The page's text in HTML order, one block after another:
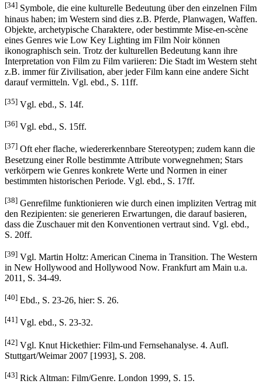
[34] Symbole, die eine kulturelle Bedeutung über den einzelnen Film
hinaus haben; im Western sind dies z.B. Pferde, Planwagen, Waffen.
Objekte, archetypische Charaktere, oder bestimmte Mise-en-scène
eines Genres wie Low Key Lighting im Film Noir können
ikonographisch sein. Trotz der kulturellen Bedeutung kann ihre
Interpretation von Film zu Film variieren: Die Stadt im Western steht
z.B. immer für Zivilisation, aber jeder Film kann eine andere Sicht
darauf vermitteln. Vgl. ebd., S. 11ff.
[35] Vgl. ebd., S. 14f.
[36] Vgl. ebd., S. 15ff.
[37] Oft eher flache, wiedererkennbare Stereotypen; zudem kann die
Besetzung einer Rolle bestimmte Attribute vorwegnehmen; Stars
verkörpern wie Genres konkrete Werte und Normen in einer
bestimmten historischen Periode. Vgl. ebd., S. 17ff.
[38] Genrefilme funktionieren wie durch einen impliziten Vertrag mit
den Rezipienten: sie generieren Erwartungen, die darauf basieren,
dass die Zuschauer mit den Konventionen vertraut sind. Vgl. ebd.,
S. 20ff.
[39] Vgl. Martin Holtz: American Cinema in Transition. The Western
in New Hollywood and Hollywood Now. Frankfurt am Main u.a.
2011, S. 34-49.
[40] Ebd., S. 23-26, hier: S. 26.
[41] Vgl. ebd., S. 23-32.
[42] Vgl. Knut Hickethier: Film-und Fernsehanalyse. 4. Aufl.
Stuttgart/Weimar 2007 [1993], S. 208.
[43] Rick Altman: Film/Genre. London 1999, S. 15.